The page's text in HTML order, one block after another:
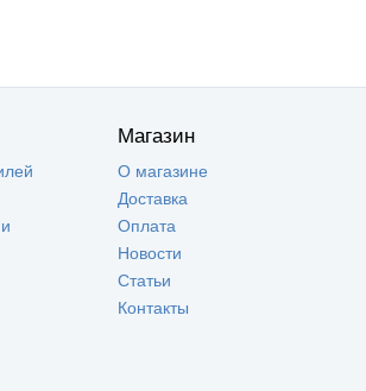
Магазин
О магазине
Доставка
Оплата
Новости
Статьи
Контакты